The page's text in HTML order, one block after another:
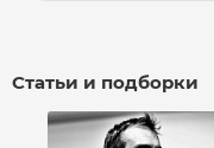
Статьи и подборки